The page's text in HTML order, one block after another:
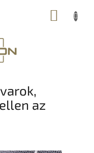
KOSÁR
az